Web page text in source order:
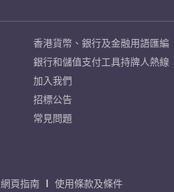
香港貨幣、銀行及金融用語匯編
銀行和儲值支付工具持牌人熱線
加入我們
招標公告
常見問題
網頁指南 使用條款及條件